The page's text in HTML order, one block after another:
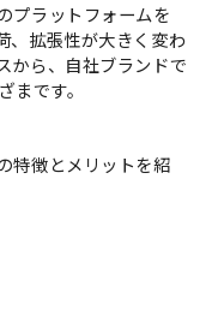
プラットフォームを
、拡張性が大きく変わ
から、自社ブランドで
です。
特徴とメリットを紹